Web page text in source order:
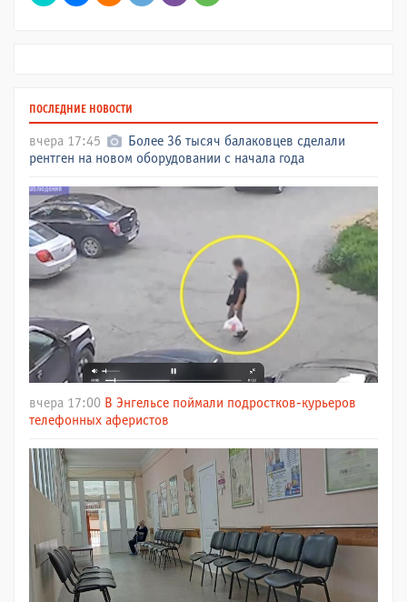
ПОСЛЕДНИЕ НОВОСТИ
вчера 17:45
Более 36 тысяч балаковцев сделали
рентген на новом оборудовании с начала года
вчера 17:00 В Энгельсе поймали подростков-курьеров
телефонных аферистов